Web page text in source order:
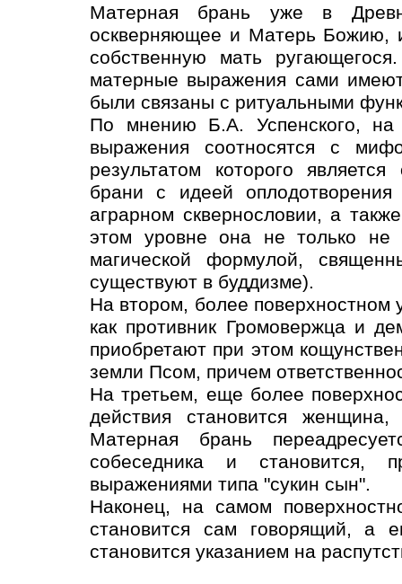
Матерная брань уже в
оскверняющее и Матерь Божию,
собственную мать
матерные выражения сами
были связаны с ритуальными
По мнению Б.А. Успенского, на
выражения соотносятся с
результатом которого
брани с идеей
аграрном сквернословии, а
этом уровне она не только не
магической формулой,
существуют в буддизме).
На втором, более поверхностном
как противник Громовержца и
приобретают при этом
земли Псом, причем
На третьем, еще более
действия становится
Матерная брань
собеседника и становится,
выражениями типа "сукин сын".
Наконец, на самом
становится сам говорящий, а
становится указанием на